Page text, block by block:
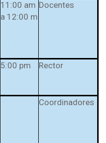
11:00 am
a 12:00 m
Docentes
5:00 pm Rector
Coordinadores